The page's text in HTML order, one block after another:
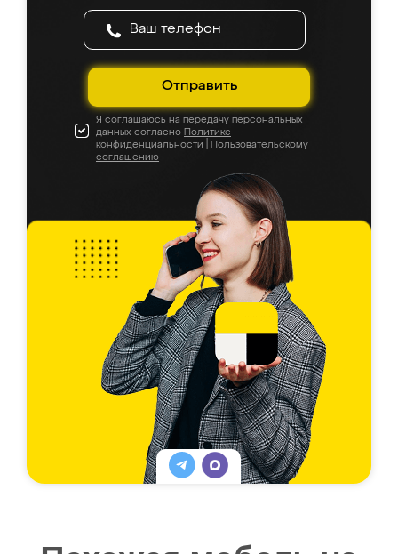
Отправить
Я соглашаюсь на передачу персональных
данных согласно Политике
конфиденциальности
Пользовательскому
соглашению